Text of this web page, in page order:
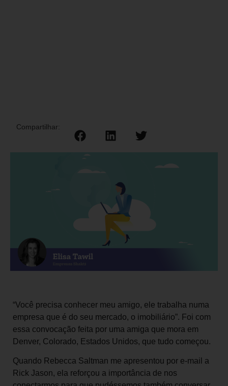
Compartilhar:
“Você precisa conhecer meu amigo, ele trabalha numa
empresa que é do seu mercado, o imobiliário”. Foi com
essa convocação feita por uma amiga que mora em
Denver, Colorado, Estados Unidos, que tudo começou.
Quando Rebecca Saltman me apresentou por e-mail a
Rick Jason, ela reforçou a importância de nos